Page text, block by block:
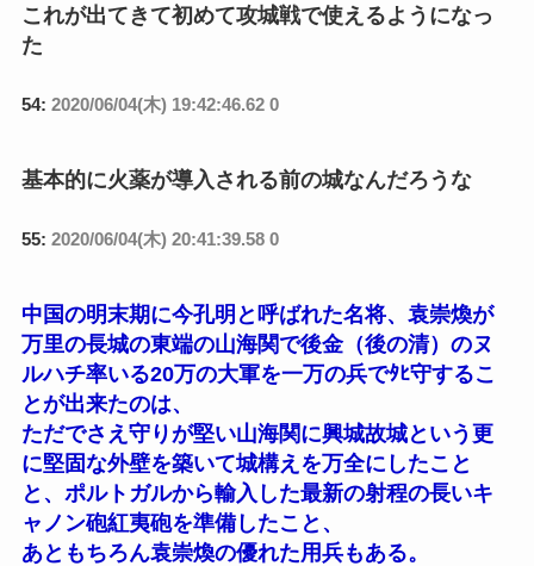
これが出てきて初めて攻城戦で使えるようになっ
た
54: 2020/06/04(木) 19:42:46.62 0
基本的に火薬が導入される前の城なんだろうな
55: 2020/06/04(木) 20:41:39.58 0
中国の明末期に今孔明と呼ばれた名将、袁崇煥が
万里の長城の東端の山海関で後金（後の清）のヌ
ルハチ率いる20万の大軍を一万の兵でﾀﾋ守するこ
とが出来たのは、
ただでさえ守りが堅い山海関に興城故城という更
に堅固な外壁を築いて城構えを万全にしたこと
と、ポルトガルから輸入した最新の射程の長いキ
ャノン砲紅夷砲を準備したこと、
あともちろん袁崇煥の優れた用兵もある。